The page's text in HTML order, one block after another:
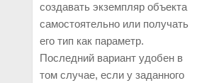
создавать экземпляр объекта
самостоятельно или получать
его тип как параметр.
Последний вариант удобен в
том случае, если у заданного